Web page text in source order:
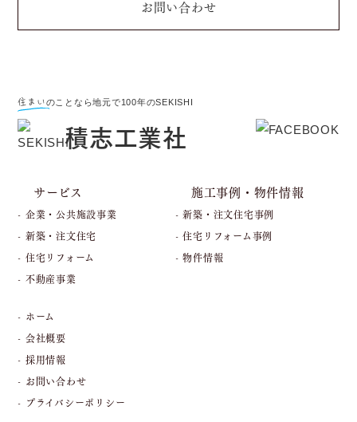
お問い合わせ
住まいのことなら地元で100年のSEKISHI
積志工業社
サービス
- 企業・公共施設事業
- 新築・注文住宅
- 住宅リフォーム
- 不動産事業
施工事例・物件情報
- 新築・注文住宅事例
- 住宅リフォーム事例
- 物件情報
- ホーム
- 会社概要
- 採用情報
- お問い合わせ
- プライバシーポリシー